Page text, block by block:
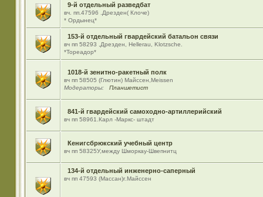
9-й отдельный разведбат
вч. пп.47596 .Дрезден( Клоче)
* Ордынец*
153-й отдельный гвардейский батальон связи
вч пп 58293 ,Дрезден, Hellerau, Klotzsche.
*Тореадор*
1018-й зенитно-ракетный полк
вч пп 58505 (Глютин) Майсcен,Meissen
Модераторы:
Планшетист
841-й гвардейский самоходно-артиллерийский
вч пп 58961.Карл -Маркс- штадт
Кенигсбрюкский учебный центр
вч пп 58325У,между Шморкау-Швепнитц
134-й отдельный инженерно-саперный
вч пп 47593 (Массан)г.Майссен